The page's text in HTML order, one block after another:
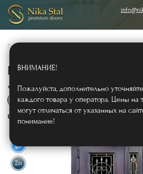
Главная
Коттеджная полуторная
«ТЕРМО» с отделкой
(карниз +
стекло) Арт617
Zn
ВНИМАНИЕ!
Пожалуйста, дополнительно
каждого товара у оператора. Цены на
могут отличаться от указанных на
понимание!